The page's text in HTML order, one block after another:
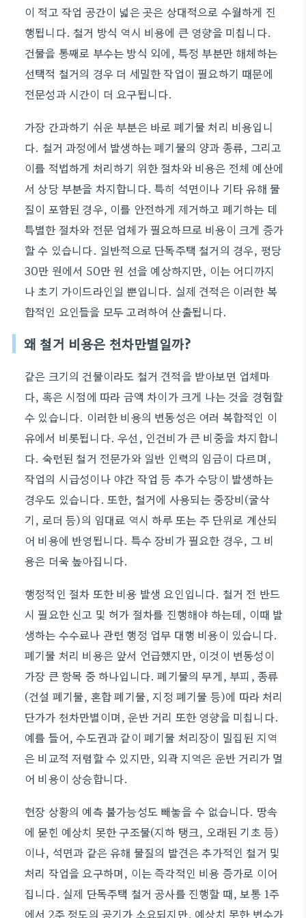
이 적고 작업 공간이 넓은 곳은 상대적으로 수월하게 진
행됩니다. 철거 방식 역시 비용에 큰 영향을 미칩니다.
건물을 통째로 부수는 방식 외에, 특정 부분만 해체하는
선택적 철거의 경우 더 세밀한 작업이 필요하기 때문에
전문성과 시간이 더 요구됩니다.
가장 간과하기 쉬운 부분은 바로 폐기물 처리 비용입니
다. 철거 과정에서 발생하는 폐기물의 양과 종류, 그리고
이를 적법하게 처리하기 위한 절차와 비용은 전체 예산에
서 상당 부분을 차지합니다. 특히 석면이나 기타 유해 물
질이 포함된 경우, 이를 안전하게 제거하고 폐기하는 데
특별한 절차와 전문 업체가 필요하므로 비용이 크게 증가
할 수 있습니다. 일반적으로 단독주택 철거의 경우, 평당
30만 원에서 50만 원 선을 예상하지만, 이는 어디까지
나 초기 가이드라인일 뿐입니다. 실제 견적은 이러한 복
합적인 요인들을 모두 고려하여 산출됩니다.
왜 철거 비용은 천차만별일까?
같은 크기의 건물이라도 철거 견적을 받아보면 업체마
다, 혹은 시점에 따라 금액 차이가 크게 나는 것을 경험할
수 있습니다. 이러한 비용의 변동성은 여러 복합적인 이
유에서 비롯됩니다. 우선, 인건비가 큰 비중을 차지합니
다. 숙련된 철거 전문가와 일반 인력의 임금이 다르며,
작업의 시급성이나 야간 작업 등 추가 수당이 발생하는
경우도 있습니다. 또한, 철거에 사용되는 중장비(굴삭
기, 로더 등)의 임대료 역시 하루 또는 주 단위로 계산되
어 비용에 반영됩니다. 특수 장비가 필요한 경우, 그 비
용은 더욱 높아집니다.
행정적인 절차 또한 비용 발생 요인입니다. 철거 전 반드
시 필요한 신고 및 허가 절차를 진행해야 하는데, 이때 발
생하는 수수료나 관련 행정 업무 대행 비용이 있습니다.
폐기물 처리 비용은 앞서 언급했지만, 이것이 변동성이
가장 큰 항목 중 하나입니다. 폐기물의 무게, 부피, 종류
(건설 폐기물, 혼합 폐기물, 지정 폐기물 등)에 따라 처리
단가가 천차만별이며, 운반 거리 또한 영향을 미칩니다.
예를 들어, 수도권과 같이 폐기물 처리장이 밀집된 지역
은 비교적 저렴할 수 있지만, 외곽 지역은 운반 거리가 멀
어 비용이 상승합니다.
현장 상황의 예측 불가능성도 빼놓을 수 없습니다. 땅속
에 묻힌 예상치 못한 구조물(지하 탱크, 오래된 기초 등)
이나, 석면과 같은 유해 물질의 발견은 추가적인 철거 및
처리 작업을 요구하며, 이는 즉각적인 비용 증가로 이어
집니다. 실제 단독주택 철거 공사를 진행할 때, 보통 1주
에서 2주 정도의 공기가 소요되지만, 예상치 못한 변수가